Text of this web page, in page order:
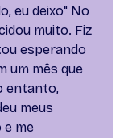
eu deixo" No
muito. Fiz
esperando
um mês que
entanto,
meus
e me